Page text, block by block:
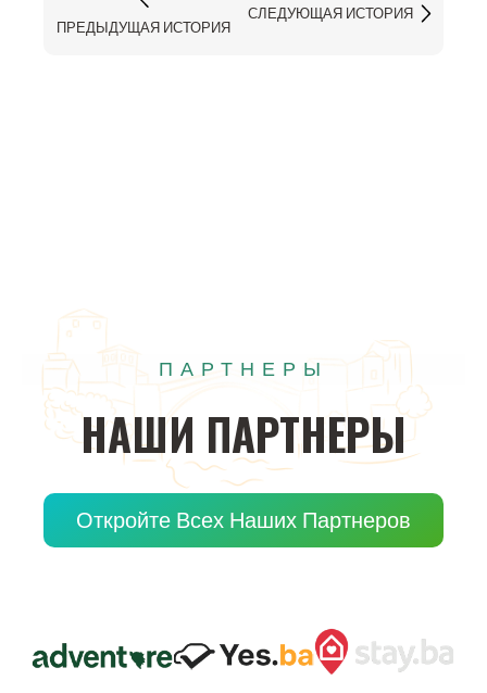
ПРЕДЫДУЩАЯ ИСТОРИЯ
СЛЕДУЮЩАЯ ИСТОРИЯ
ПАРТНЕРЫ
НАШИ ПАРТНЕРЫ
Откройте Всех Наших Партнеров